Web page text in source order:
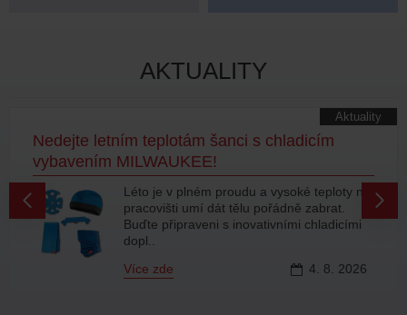
AKTUALITY
Nedejte letním teplotám šanci s chladicím
vybavením MILWAUKEE!
Aktuality
4. 8. 2026
Léto je v plném proudu a vysoké teploty na
pracovišti umí dát tělu pořádně zabrat.
Buďte připraveni s inovativními chladicími
dopl..
Více zde